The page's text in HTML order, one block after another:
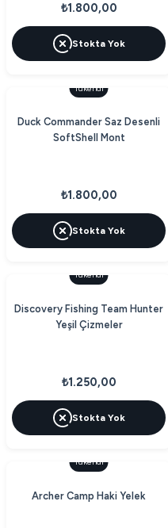
₺1.800,00
Stokta Yok
Tükendi
Duck Commander Saz Desenli
SoftShell Mont
₺1.800,00
Stokta Yok
Tükendi
Discovery Fishing Team Hunter
Yeşil Çizmeler
₺1.250,00
Stokta Yok
Tükendi
Archer Camp Haki Yelek